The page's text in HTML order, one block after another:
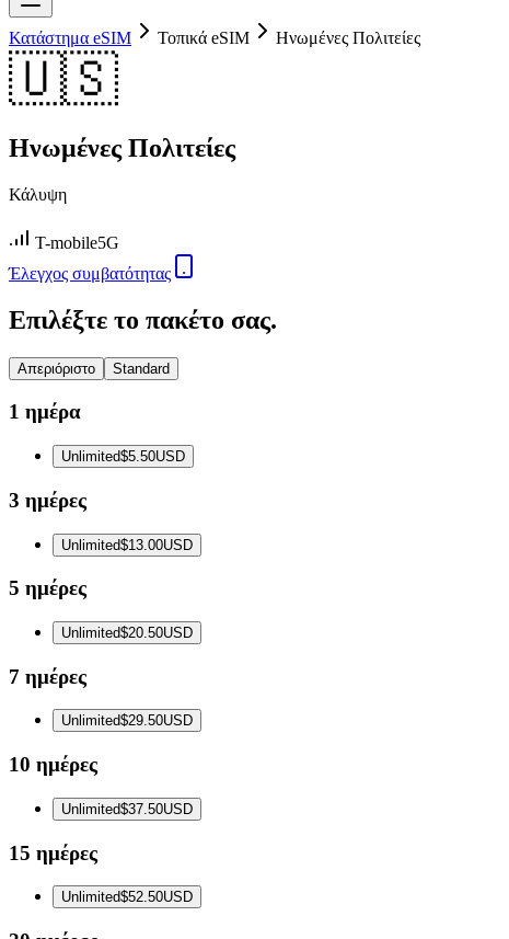
Κατάστημα eSIM Τοπικά eSIM Ηνωμένες Πολιτείες
🇺🇸
Ηνωμένες Πολιτείες
Κάλυψη
T-mobile5G
Έλεγχος συμβατότητας
Επιλέξτε το πακέτο σας.
Απεριόριστο Standard
1 ημέρα
Unlimited$5.50USD
3 ημέρες
Unlimited$13.00USD
5 ημέρες
Unlimited$20.50USD
7 ημέρες
Unlimited$29.50USD
10 ημέρες
Unlimited$37.50USD
15 ημέρες
Unlimited$52.50USD